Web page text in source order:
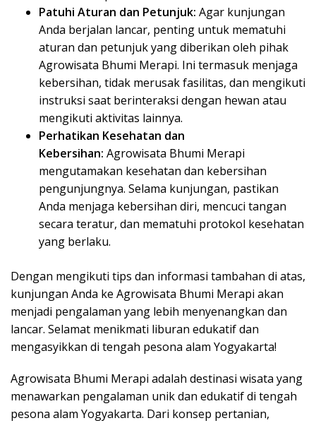
Patuhi Aturan dan Petunjuk: Agar kunjungan
Anda berjalan lancar, penting untuk mematuhi
aturan dan petunjuk yang diberikan oleh pihak
Agrowisata Bhumi Merapi. Ini termasuk menjaga
kebersihan, tidak merusak fasilitas, dan mengikuti
instruksi saat berinteraksi dengan hewan atau
mengikuti aktivitas lainnya.
Perhatikan Kesehatan dan
Kebersihan: Agrowisata Bhumi Merapi
mengutamakan kesehatan dan kebersihan
pengunjungnya. Selama kunjungan, pastikan
Anda menjaga kebersihan diri, mencuci tangan
secara teratur, dan mematuhi protokol kesehatan
yang berlaku.
Dengan mengikuti tips dan informasi tambahan di atas,
kunjungan Anda ke Agrowisata Bhumi Merapi akan
menjadi pengalaman yang lebih menyenangkan dan
lancar. Selamat menikmati liburan edukatif dan
mengasyikkan di tengah pesona alam Yogyakarta!
Agrowisata Bhumi Merapi adalah destinasi wisata yang
menawarkan pengalaman unik dan edukatif di tengah
pesona alam Yogyakarta. Dari konsep pertanian,